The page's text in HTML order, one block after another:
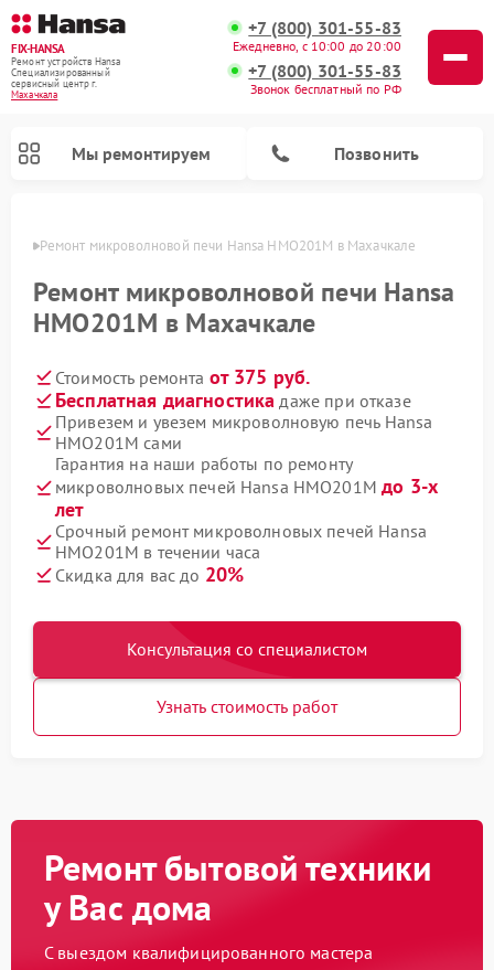
FIX-HANSA
Ремонт устройств Hansa
Специализированный
cервисный центр г.
Махачкала
+7 (800) 301-55-83
Ежедневно, с 10:00 до 20:00
+7 (800) 301-55-83
Звонок бесплатный по РФ
Мы ремонтируем Позвонить
Ремонт микроволновой печи Hansa HMO201M в Махачкале
Ремонт микроволновой печи Hansa
HMO201M в Махачкале
Стоимость ремонта от 375 руб.
Бесплатная диагностика даже при отказе
Привезем и увезем микроволновую печь Hansa
HMO201M сами
Гарантия на наши работы по ремонту
микроволновых печей Hansa HMO201Mдо 3-х
лет
Срочный ремонт микроволновых печей Hansa
HMO201M в течении часа
Скидка для вас до 20%
Консультация со специалистом
Узнать стоимость работ
Ремонт бытовой техники
у Вас дома
С выездом квалифицированного мастера